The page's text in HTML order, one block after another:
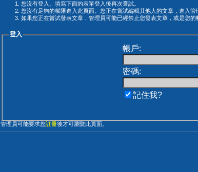
您沒有登入。填寫下面的表單登入後再次嘗試。
您沒有足夠的權限進入此頁面。您正在嘗試編輯其他人的文章，進入
如果您正在嘗試發表文章，管理員可能已經禁止您發表文章，或是您的
登入
帳戶:
密碼:
記住我?
管理員可能要求您註冊後才可瀏覽此頁面。